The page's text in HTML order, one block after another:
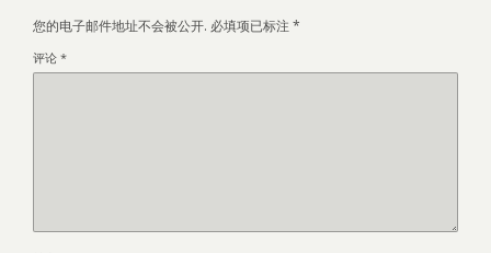
您的电子邮件地址不会被公开. 必填项已标注 *
评论 *